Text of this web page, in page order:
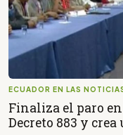
ECUADOR EN LAS
Finaliza el paro
Decreto 883 y